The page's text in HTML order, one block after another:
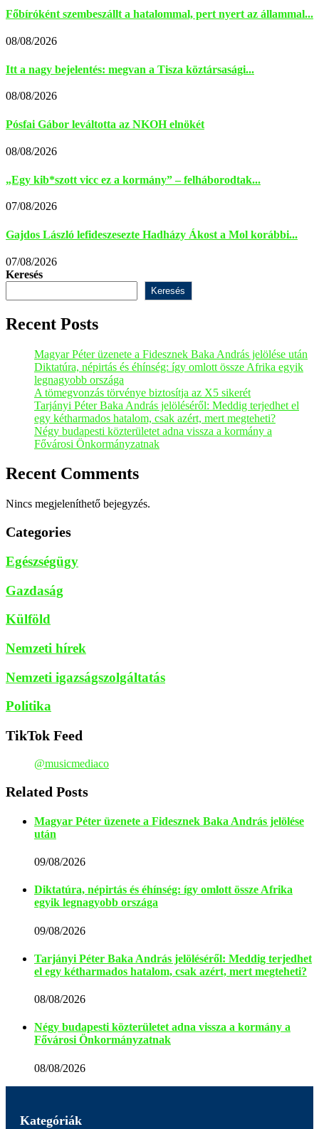
Főbíróként szembeszállt a hatalommal, pert nyert az állammal...
08/08/2026
Itt a nagy bejelentés: megvan a Tisza köztársasági...
08/08/2026
Pósfai Gábor leváltotta az NKOH elnökét
08/08/2026
„Egy kib*szott vicc ez a kormány” – felháborodtak...
07/08/2026
Gajdos László lefideszesezte Hadházy Ákost a Mol korábbi...
07/08/2026
Keresés
Keresés
Recent Posts
Magyar Péter üzenete a Fidesznek Baka András jelölése után
Diktatúra, népirtás és éhínség: így omlott össze Afrika egyik
legnagyobb országa
A tömegvonzás törvénye biztosítja az X5 sikerét
Tarjányi Péter Baka András jelöléséről: Meddig terjedhet el
egy kétharmados hatalom, csak azért, mert megteheti?
Négy budapesti közterületet adna vissza a kormány a
Fővárosi Önkormányzatnak
Recent Comments
Nincs megjeleníthető bejegyzés.
Categories
Egészségügy
Gazdaság
Külföld
Nemzeti hírek
Nemzeti igazságszolgáltatás
Politika
TikTok Feed
@musicmediaco
Related Posts
Magyar Péter üzenete a Fidesznek Baka András jelölése
után
09/08/2026
Diktatúra, népirtás és éhínség: így omlott össze Afrika
egyik legnagyobb országa
09/08/2026
Tarjányi Péter Baka András jelöléséről: Meddig terjedhet
el egy kétharmados hatalom, csak azért, mert megteheti?
08/08/2026
Négy budapesti közterületet adna vissza a kormány a
Fővárosi Önkormányzatnak
08/08/2026
Kategóriák